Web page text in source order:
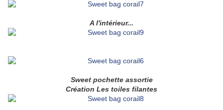
A l'intérieur...
Sweet pochette assortie
Création Les toiles filantes